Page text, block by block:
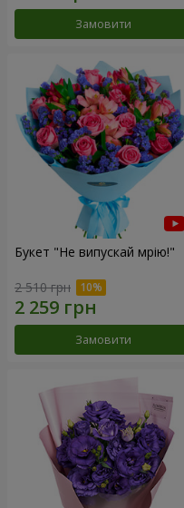
Замовити
Букет "Не випускай мрію!"
2 510 грн
Замовити